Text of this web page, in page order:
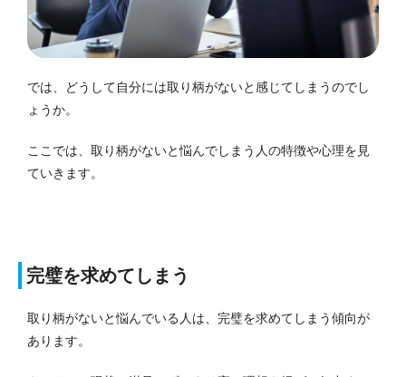
では、どうして自分には取り柄がないと感じてしまうのでし
ょうか。
ここでは、取り柄がないと悩んでしまう人の特徴や心理を見
ていきます。
完璧を求めてしまう
取り柄がないと悩んでいる人は、完璧を求めてしまう傾向が
あります。